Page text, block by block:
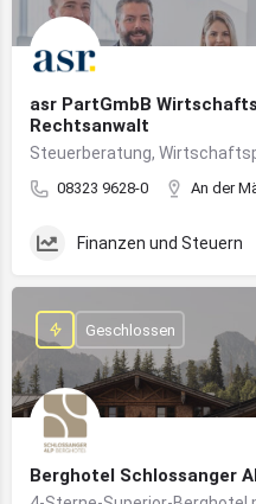
asr PartGmbB
Rechtsanwalt
08323 9628-0 An der
Finanzen und Steuern
Berghotel Schlossanger
Geschlossen